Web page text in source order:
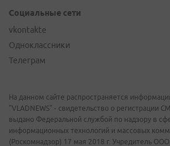
Социальные сети
vkontakte
Одноклассники
Телеграм
На данном сайте распространяется
"VLADNEWS" - свидетельство о регистрации
выдано Федеральной службой по надзору в
информационных технологий и массовых
(Роскомнадзор) 17 мая 2018 г. Учредитель